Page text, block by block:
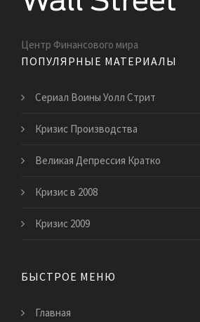
Центр Финансового мира
ПОПУЛЯРНЫЕ МАТЕРИАЛЫ
Сериал Воины Уолл Стрит
Кризис Производства
Великая Депрессия Кратко
Кризис в 2008
Кризис 2009
БЫСТРОЕ МЕНЮ
Главная